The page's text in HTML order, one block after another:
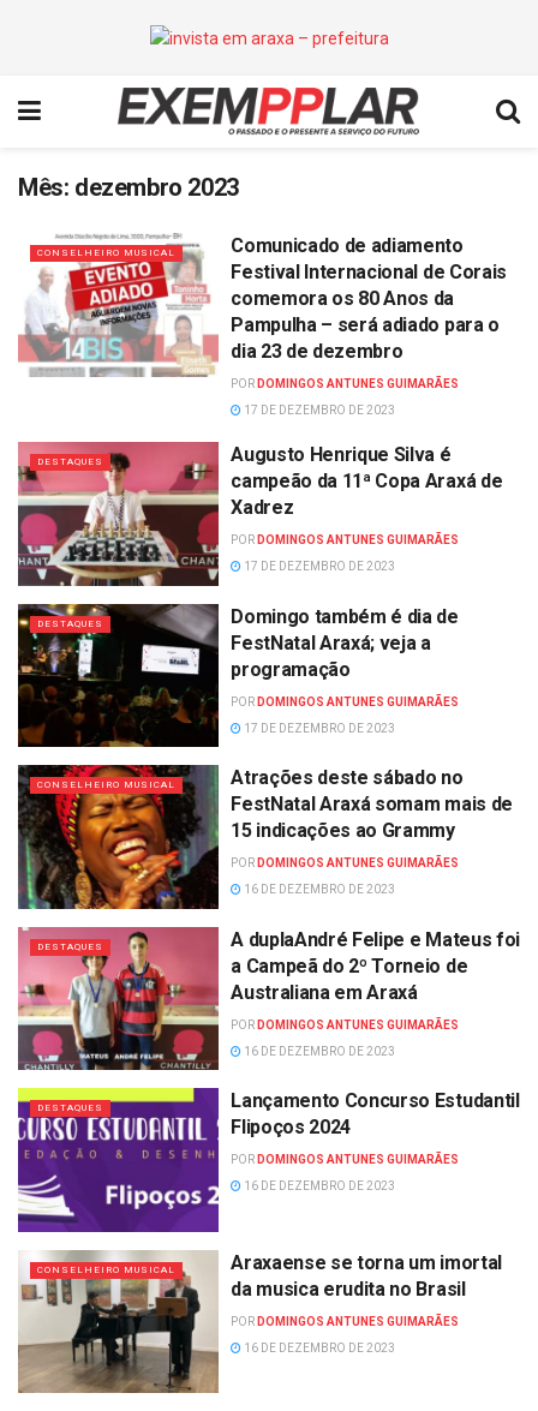
Mês: dezembro 2023
CONSELHEIRO MUSICAL
Comunicado de adiamento
Festival Internacional de Corais
comemora os 80 Anos da
Pampulha – será adiado para o
dia 23 de dezembro
POR DOMINGOS ANTUNES GUIMARÃES
17 DE DEZEMBRO DE 2023
DESTAQUES
Augusto Henrique Silva é
campeão da 11ª Copa Araxá de
Xadrez
POR DOMINGOS ANTUNES GUIMARÃES
17 DE DEZEMBRO DE 2023
DESTAQUES
Domingo também é dia de
FestNatal Araxá; veja a
programação
POR DOMINGOS ANTUNES GUIMARÃES
17 DE DEZEMBRO DE 2023
CONSELHEIRO MUSICAL
Atrações deste sábado no
FestNatal Araxá somam mais de
15 indicações ao Grammy
POR DOMINGOS ANTUNES GUIMARÃES
16 DE DEZEMBRO DE 2023
DESTAQUES
A duplaAndré Felipe e Mateus foi
a Campeã do 2º Torneio de
Australiana em Araxá
POR DOMINGOS ANTUNES GUIMARÃES
16 DE DEZEMBRO DE 2023
DESTAQUES
Lançamento Concurso Estudantil
Flipoços 2024
POR DOMINGOS ANTUNES GUIMARÃES
16 DE DEZEMBRO DE 2023
CONSELHEIRO MUSICAL
Araxaense se torna um imortal
da musica erudita no Brasil
POR DOMINGOS ANTUNES GUIMARÃES
16 DE DEZEMBRO DE 2023